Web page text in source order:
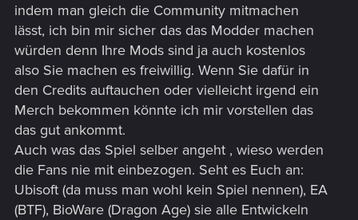
indem man gleich die Community mitmachen
lässt, ich bin mir sicher das das Modder machen
würden denn Ihre Mods sind ja auch kostenlos
also Sie machen es freiwillig. Wenn Sie dafür in
den Credits auftauchen oder vielleicht irgend ein
Merch bekommen könnte ich mir vorstellen das
das gut ankommt.
Auch was das Spiel selber angeht , wieso werden
die Fans nie mit einbezogen. Seht es Euch an:
Ubisoft (da muss man wohl kein Spiel nennen), EA
(BTF), BioWare (Dragon Age) sie alle Entwickeln